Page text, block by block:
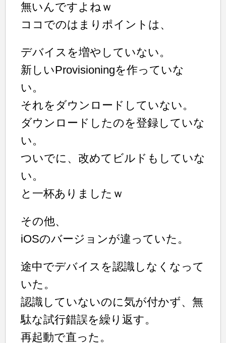
無いんですよねｗ
ココでのはまりポイントは、
デバイスを増やしていない。
新しいProvisioningを作っていな
い。
それをダウンロードしていない。
ダウンロードしたのを登録していな
い。
ついでに、改めてビルドもしていな
い。
と一杯ありましたｗ
その他、
iOSのバージョンが違っていた。
途中でデバイスを認識しなくなって
いた。
認識していないのに気が付かず、無
駄な試行錯誤を繰り返す。
再起動で直った。